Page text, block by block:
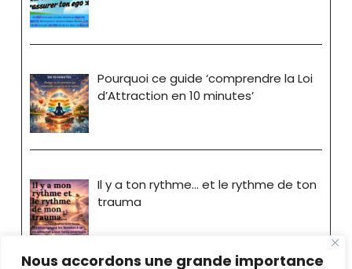
Nous accordons une grande importance
Pourquoi ce guide ‘comprendre la Loi
d’Attraction en 10 minutes’
Il y a ton rythme… et le rythme de ton
trauma